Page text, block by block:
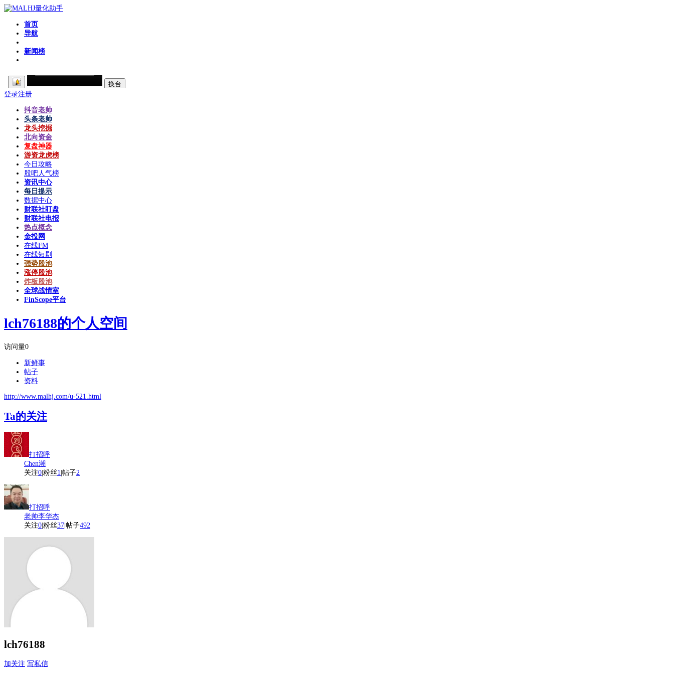
首页
导航
新闻榜
登录注册
抖音老帅
头条老帅
龙头挖掘
北向资金
复盘神器
游资龙虎榜
今日攻略
股吧人气榜
资讯中心
每日提示
数据中心
财联社盯盘
财联社电报
热点概念
金投网
在线FM
在线短剧
强势股池
涨停股池
炸板股池
全球战情室
FinScope平台
lch76188的个人空间
访问量0
新鲜事
帖子
资料
http://www.malhj.com/u-521.html
Ta的关注
打招呼
Chen潮
关注0 粉丝1 帖子2
打招呼
老帅李华杰
关注0 粉丝37 帖子492
lch76188
加关注 写私信